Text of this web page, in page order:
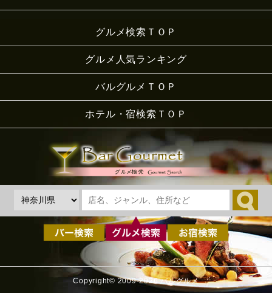
グルメ検索ＴＯＰ
グルメ人気ランキング
バルグルメＴＯＰ
ホテル・宿検索ＴＯＰ
Copyright© 2009-2026 バルグルメ